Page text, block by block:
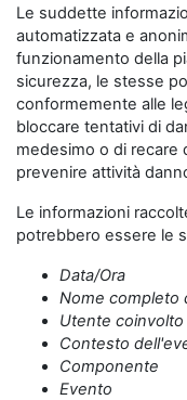
Le suddette
automatizzata e
funzionamento della
sicurezza, le stesse
conformemente alle
bloccare tentativi di
medesimo o di recare
prevenire attività
Le informazioni
potrebbero essere le
Data/Ora
Nome completo
Utente coinvolto
Contesto
Componente
Evento